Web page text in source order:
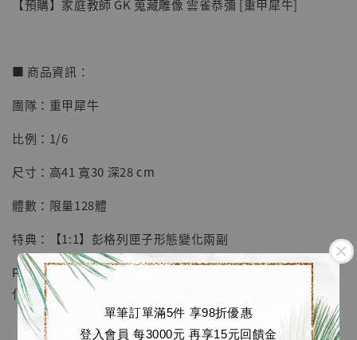
單筆訂單滿5件 享98折優惠
登入會員 每3000元 再享15元回饋金
【店內現貨】七龍珠 系列蒐藏雕像 悟空 鳥山
NT$ 4,280
NT$ 5,580
加購優惠【海賊王 布魯克達摩 [7STARS Studio]】
【預購】家庭教師 GK 蒐藏雕像 雲雀恭彌 [重甲犀牛]
■ 商品資訊：
團隊：重甲犀牛
比例：1/6
尺寸：高41 寬30 深28 cm
體數：限量128體
特典：【1:1】彭格列匣子形態變化兩副
Ps：應玩家要求大貨人物戒指增加火焰透明件，人物瀏海細
化，水貼等細節優化